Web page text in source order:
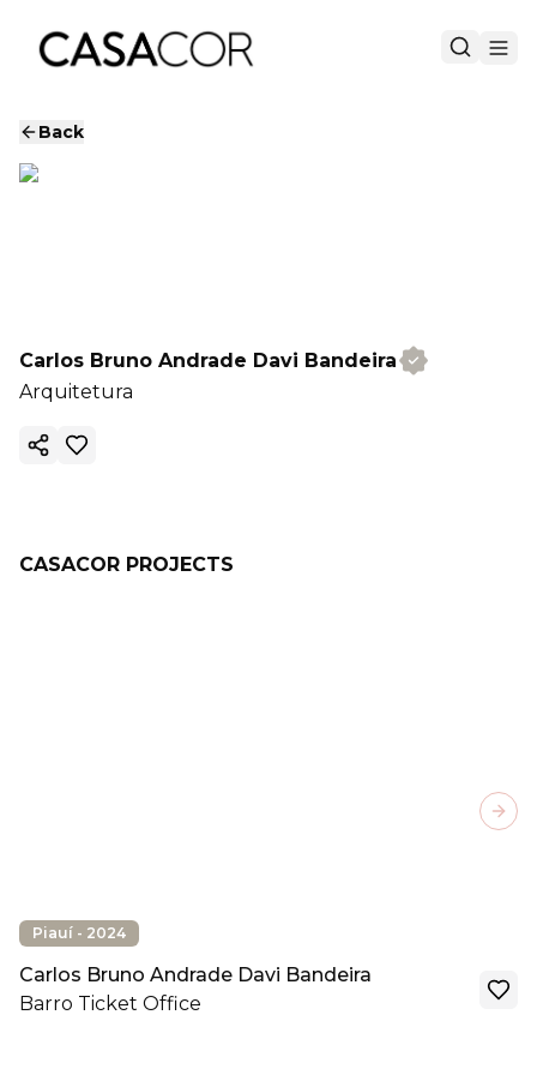
Back
Carlos Bruno Andrade Davi Bandeira
Arquitetura
Copy ink
CASACOR PROJECTS
Piauí - 2024
Carlos Bruno Andrade Davi Bandeira
Barro Ticket Office